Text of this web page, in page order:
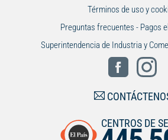
Términos de uso y
Preguntas frecuentes - Pagos
Superintendencia de Industria y
CENTROS DE